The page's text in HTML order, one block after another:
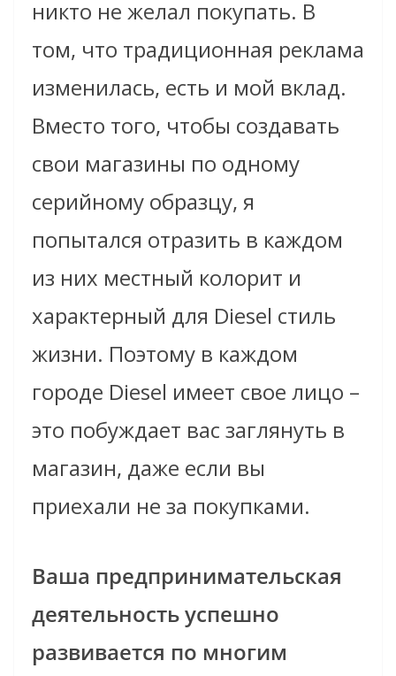
никто не желал покупать. В
том, что традиционная реклама
изменилась, есть и мой вклад.
Вместо того, чтобы создавать
свои магазины по одному
серийному образцу, я
попытался отразить в каждом
из них местный колорит и
характерный для Diesel стиль
жизни. Поэтому в каждом
городе Diesel имеет свое лицо –
это побуждает вас заглянуть в
магазин, даже если вы
приехали не за покупками.
Ваша предпринимательская
деятельность успешно
развивается по многим